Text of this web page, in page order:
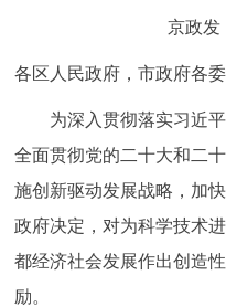
便民服务
政民互动
12345网上接诉即办
京政发
各区人民政府，市政府各
为深入贯彻落实习近平
全面贯彻党的二十大和二
施创新驱动发展战略，加
政府决定，对为科学技术
都经济社会发展作出创造
励。